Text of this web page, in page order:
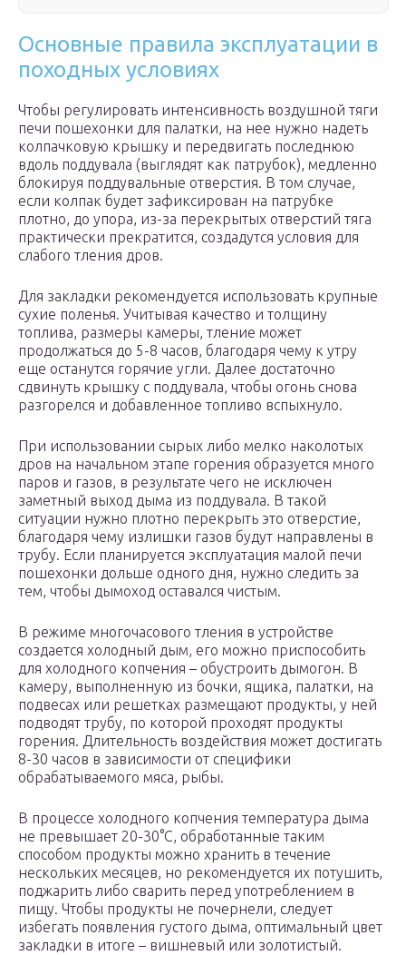
Основные правила эксплуатации в
походных условиях
Чтобы регулировать интенсивность воздушной тяги
печи пошехонки для палатки, на нее нужно надеть
колпачковую крышку и передвигать последнюю
вдоль поддувала (выглядят как патрубок), медленно
блокируя поддувальные отверстия. В том случае,
если колпак будет зафиксирован на патрубке
плотно, до упора, из-за перекрытых отверстий тяга
практически прекратится, создадутся условия для
слабого тления дров.
Для закладки рекомендуется использовать крупные
сухие поленья. Учитывая качество и толщину
топлива, размеры камеры, тление может
продолжаться до 5-8 часов, благодаря чему к утру
еще останутся горячие угли. Далее достаточно
сдвинуть крышку с поддувала, чтобы огонь снова
разгорелся и добавленное топливо вспыхнуло.
При использовании сырых либо мелко наколотых
дров на начальном этапе горения образуется много
паров и газов, в результате чего не исключен
заметный выход дыма из поддувала. В такой
ситуации нужно плотно перекрыть это отверстие,
благодаря чему излишки газов будут направлены в
трубу. Если планируется эксплуатация малой печи
пошехонки дольше одного дня, нужно следить за
тем, чтобы дымоход оставался чистым.
В режиме многочасового тления в устройстве
создается холодный дым, его можно приспособить
для холодного копчения – обустроить дымогон. В
камеру, выполненную из бочки, ящика, палатки, на
подвесах или решетках размещают продукты, у ней
подводят трубу, по которой проходят продукты
горения. Длительность воздействия может достигать
8-30 часов в зависимости от специфики
обрабатываемого мяса, рыбы.
В процессе холодного копчения температура дыма
не превышает 20-30°С, обработанные таким
способом продукты можно хранить в течение
нескольких месяцев, но рекомендуется их потушить,
поджарить либо сварить перед употреблением в
пищу. Чтобы продукты не почернели, следует
избегать появления густого дыма, оптимальный цвет
закладки в итоге – вишневый или золотистый.